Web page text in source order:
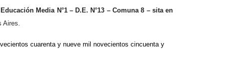
Media N°1 – D.E. N°13 – Comuna 8 – sita en
Aires.
cuarenta y nueve mil novecientos cincuenta y